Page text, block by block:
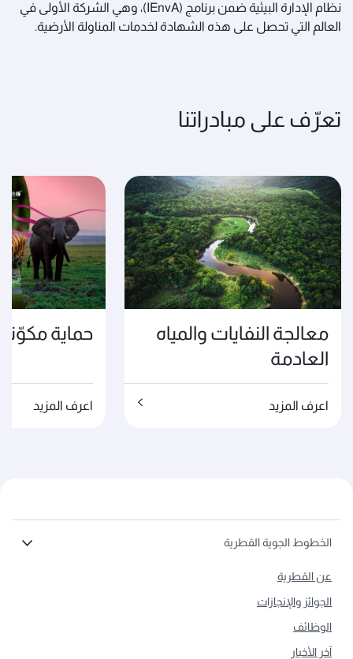
نظام الإدارة البيئية ضمن برنامج (IEnvA)، وهي الشركة الأولى في
العالم التي تحصل على هذه الشهادة لخدمات المناولة الأرضية.
تعرّف على مبادراتنا
معالجة النفايات والمياه
العادمة
اعرف المزيد
حماية
اعرف المزيد
الخطوط الجوية القطرية
عن القطرية
الجوائز والإنجازات
الوظائف
آخر الأخبار